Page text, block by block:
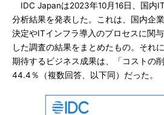
IDC Japanは2023年10月16日、国内
分析結果を発表した。これは、国内企
決定やITインフラ導入のプロセスに関
した調査の結果をまとめたもの。それ
期待するビジネス成果は、「コストの
44.4％（複数回答、以下同）だった。